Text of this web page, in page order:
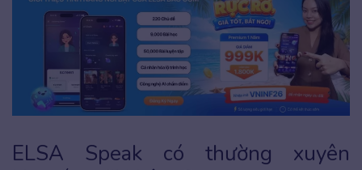
ELSA Speak có thường xuyên